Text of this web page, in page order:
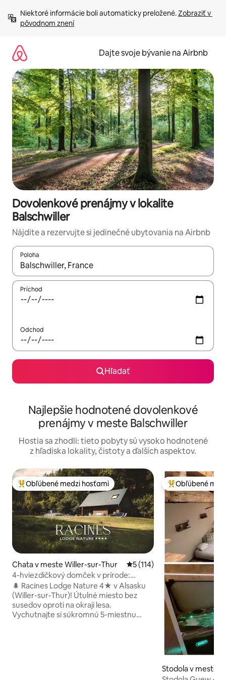
obsah.
Niektoré informácie boli automaticky preložené. Zobraziť v
pôvodnom znení
Dajte svoje bývanie na Airbnb
Dovolenkové prenájmy v lokalite
Balschwiller
Nájdite a rezervujte si jedinečné ubytovania na Airbnb
Poloha
Keď budú výsledky k dispozícii, môžete si ich prechádzať
Príchod
Odchod
Hľadať
Najlepšie hodnotené dovolenkové
prenájmy v meste Balschwiller
Hostia sa zhodli: tieto pobyty sú vysoko hodnotené
z hľadiska lokality, čistoty a ďalších aspektov.
Najobľúbenejšie medzi hosťami
Obľúbené medzi hosťami
Chata v meste Willer-sur-Thur Priemerné ohodnotenie 5 z
5 (114)
4-hviezdičkový domček v prírode:
Súkromné vírivky a výhľad na les
🌲 Racines Lodge Nature 4★ v Alsasku
(Willer-sur-Thur)! Útulné miesto bez
susedov oproti na okraji lesa.
Vychutnajte si súkromnú 5-miestnu
Najobľúbenejšie
Obľúbené
Stodola v meste